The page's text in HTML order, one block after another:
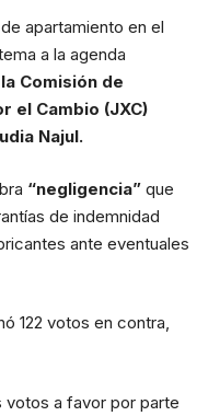
apartamiento en el
a la agenda
Comisión de
el Cambio (JXC)
Najul.
“negligencia” que
de indemnidad
ante eventuales
122 votos en contra,
votos a favor por parte